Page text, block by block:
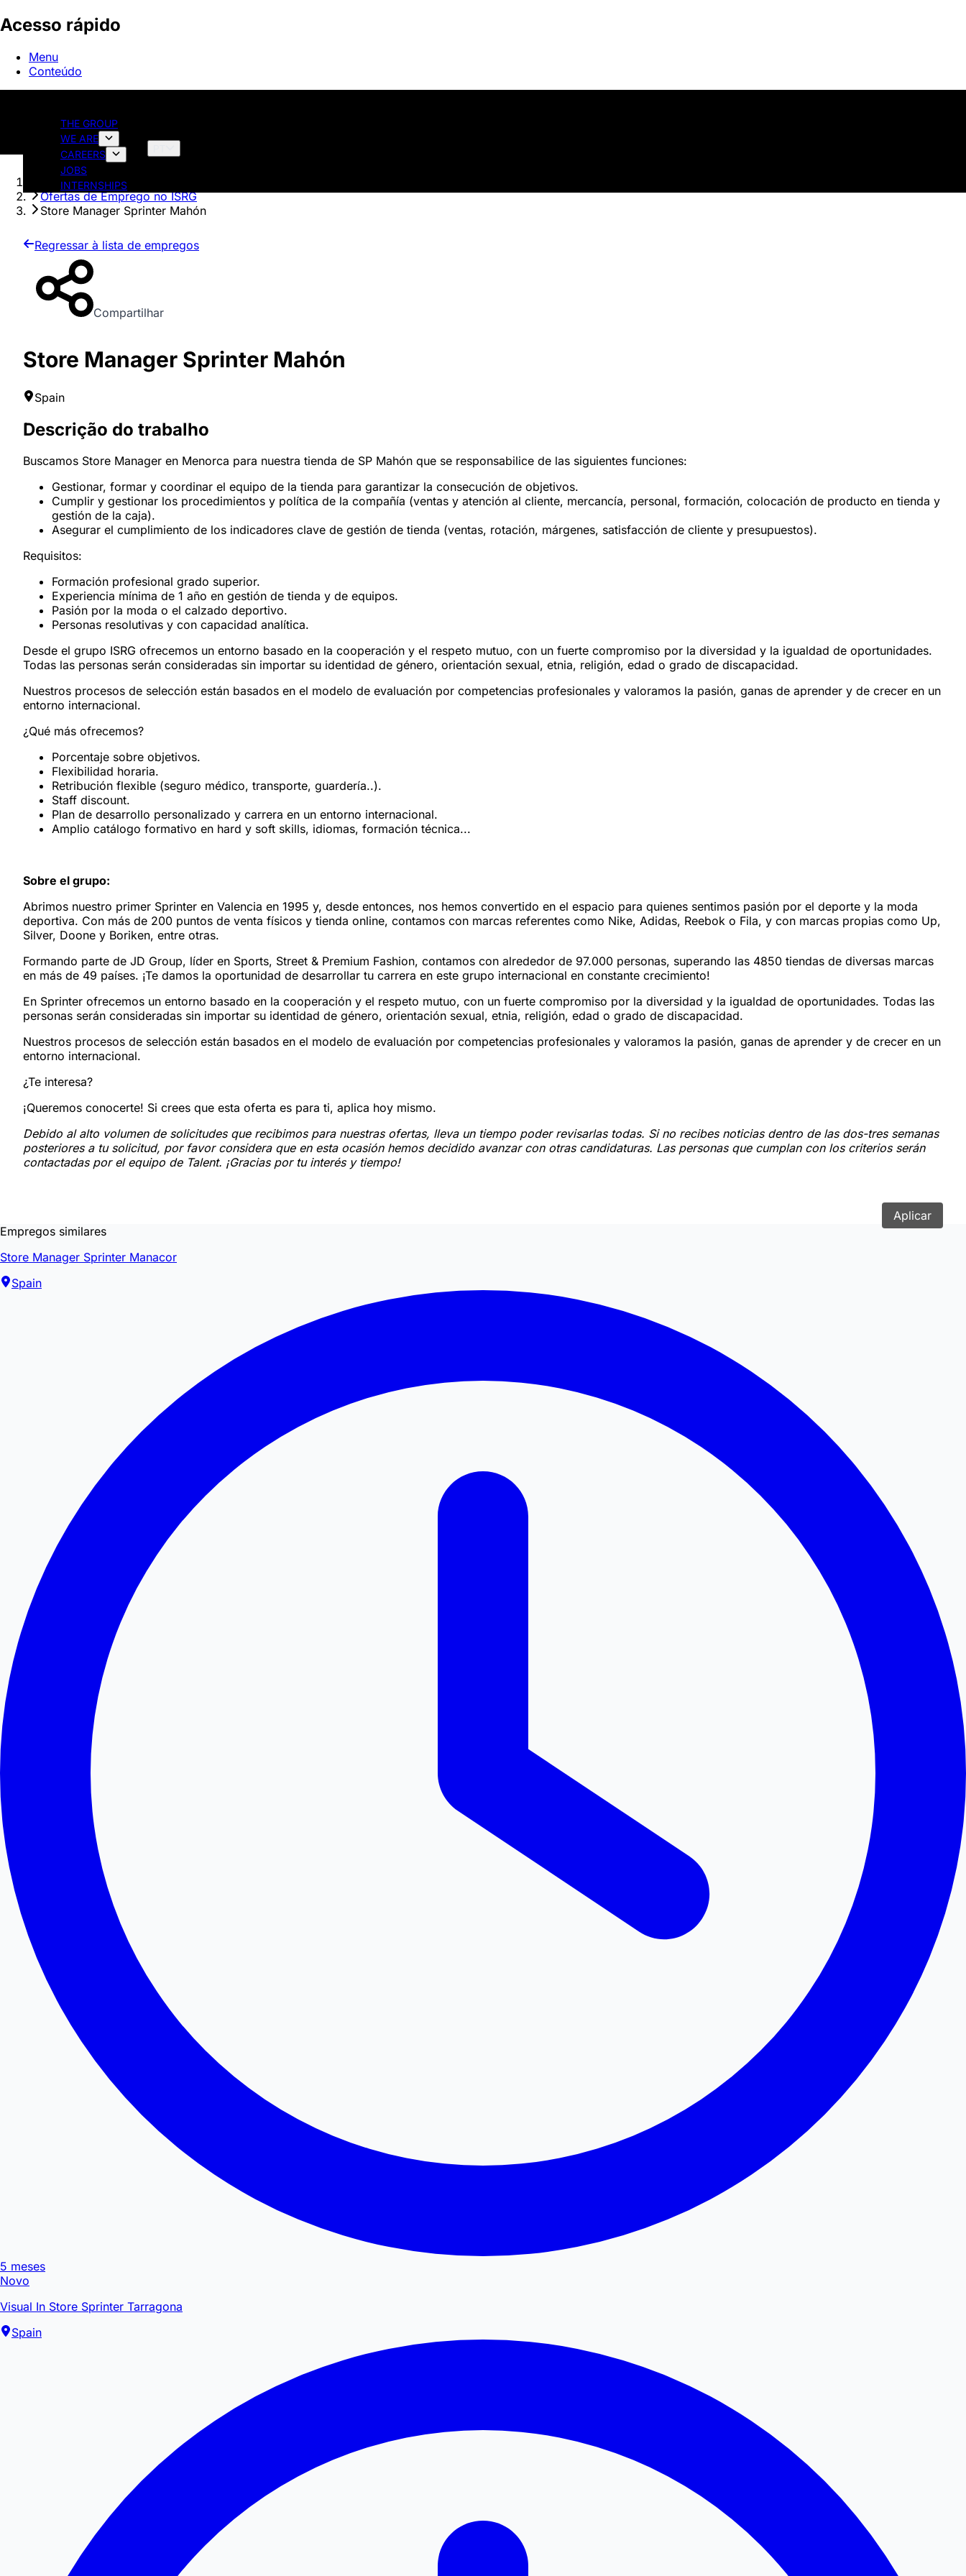
Acesso rápido
Menu
Conteúdo
THE GROUP
WE ARE
CAREERS
JOBS
INTERNSHIPS
Página inicial
Ofertas de Emprego no ISRG
Store Manager Sprinter Mahón
Regressar à lista de empregos
Compartilhar
Store Manager Sprinter Mahón
Spain
Descrição do trabalho
Buscamos Store Manager en Menorca para nuestra tienda de SP Mahón que se responsabilice de las siguientes funciones:
Gestionar, formar y coordinar el equipo de la tienda para garantizar la consecución de objetivos.
Cumplir y gestionar los procedimientos y política de la compañía (ventas y atención al cliente, mercancía, personal, formación, colocación de producto en tienda y
gestión de la caja).
Asegurar el cumplimiento de los indicadores clave de gestión de tienda (ventas, rotación, márgenes, satisfacción de cliente y presupuestos).
Requisitos:
Formación profesional grado superior.
Experiencia mínima de 1 año en gestión de tienda y de equipos.
Pasión por la moda o el calzado deportivo.
Personas resolutivas y con capacidad analítica.
Desde el grupo ISRG ofrecemos un entorno basado en la cooperación y el respeto mutuo, con un fuerte compromiso por la diversidad y la igualdad de oportunidades.
Todas las personas serán consideradas sin importar su identidad de género, orientación sexual, etnia, religión, edad o grado de discapacidad.
Nuestros procesos de selección están basados en el modelo de evaluación por competencias profesionales y valoramos la pasión, ganas de aprender y de crecer en un
entorno internacional.
¿Qué más ofrecemos?
Porcentaje sobre objetivos.
Flexibilidad horaria.
Retribución flexible (seguro médico, transporte, guardería..).
Staff discount.
Plan de desarrollo personalizado y carrera en un entorno internacional.
Amplio catálogo formativo en hard y soft skills, idiomas, formación técnica...
Sobre el grupo:
Abrimos nuestro primer Sprinter en Valencia en 1995 y, desde entonces, nos hemos convertido en el espacio para quienes sentimos pasión por el deporte y la moda
deportiva. Con más de 200 puntos de venta físicos y tienda online, contamos con marcas referentes como Nike, Adidas, Reebok o Fila, y con marcas propias como Up,
Silver, Doone y Boriken, entre otras.
Formando parte de JD Group, líder en Sports, Street & Premium Fashion, contamos con alrededor de 97.000 personas, superando las 4850 tiendas de diversas marcas
en más de 49 países. ¡Te damos la oportunidad de desarrollar tu carrera en este grupo internacional en constante crecimiento!
En Sprinter ofrecemos un entorno basado en la cooperación y el respeto mutuo, con un fuerte compromiso por la diversidad y la igualdad de oportunidades. Todas las
personas serán consideradas sin importar su identidad de género, orientación sexual, etnia, religión, edad o grado de discapacidad.
Nuestros procesos de selección están basados en el modelo de evaluación por competencias profesionales y valoramos la pasión, ganas de aprender y de crecer en un
entorno internacional.
¿Te interesa?
¡Queremos conocerte! Si crees que esta oferta es para ti, aplica hoy mismo.
Debido al alto volumen de solicitudes que recibimos para nuestras ofertas, lleva un tiempo poder revisarlas todas. Si no recibes noticias dentro de las dos-tres semanas
posteriores a tu solicitud, por favor considera que en esta ocasión hemos decidido avanzar con otras candidaturas. Las personas que cumplan con los criterios serán
contactadas por el equipo de Talent. ¡Gracias por tu interés y tiempo!
Aplicar
Empregos similares
Store Manager Sprinter Manacor
Spain
5 meses
Novo
Visual In Store Sprinter Tarragona
Spain